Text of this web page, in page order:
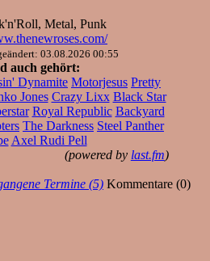
Metal, Punk
03.08.2026 00:55
auch gehört:
Dynamite Motorjesus Pretty
Jones Crazy Lixx Black Star
Royal Republic Backyard
The Darkness Steel Panther
Axel Rudi Pell
(powered by last.fm)
Termine (5) Kommentare (0)